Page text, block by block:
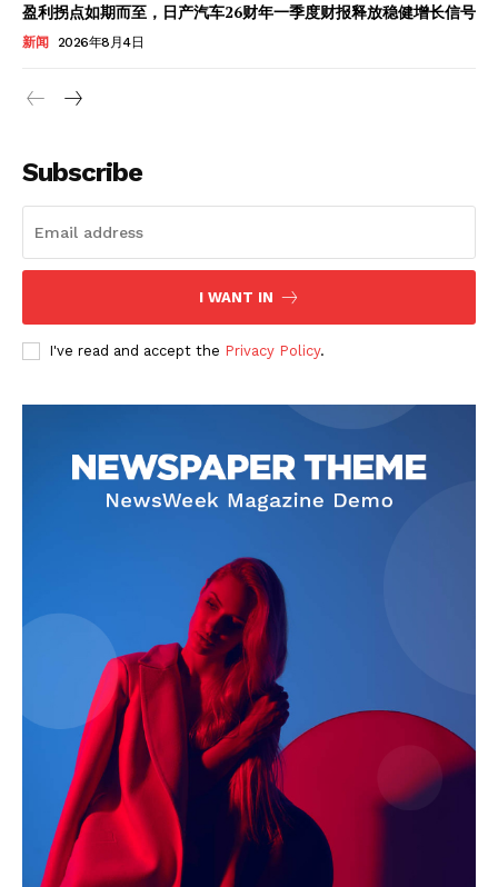
盈利拐点如期而至，日产汽车26财年一季度财报释放稳健增长信号
新闻 2026年8月4日
Subscribe
I WANT IN
I've read and accept the Privacy Policy.